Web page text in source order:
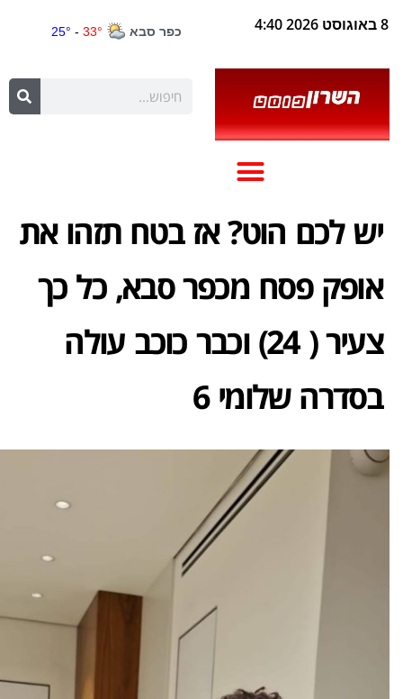
8 באוגוסט 2026 4:40
יש לכם הוט? אז בטח תזהו את
אופק פסח מכפר סבא, כל כך
צעיר ( 24) וכבר כוכב עולה
בסדרה שלומי 6